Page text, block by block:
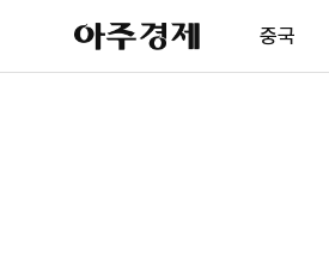
아
주
제
중국